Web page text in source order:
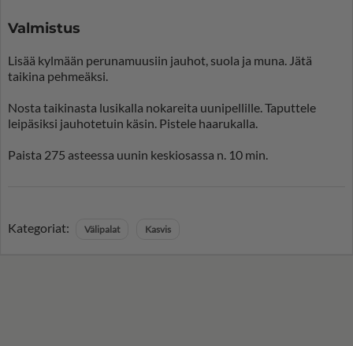
Valmistus
Lisää kylmään perunamuusiin jauhot, suola ja muna. Jätä
taikina pehmeäksi.
Nosta taikinasta lusikalla nokareita uunipellille. Taputtele
leipäsiksi jauhotetuin käsin. Pistele haarukalla.
Paista 275 asteessa uunin keskiosassa n. 10 min.
Kategoriat: Välipalat Kasvis